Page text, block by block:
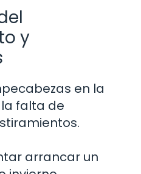
y
en la
falta de
arrancar un